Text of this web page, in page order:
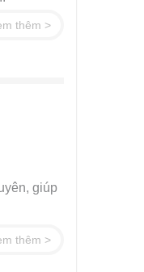
thêm >
giúp
thêm >